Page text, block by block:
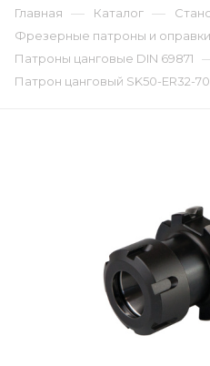
Главная — Каталог —
Фрезерные патроны и оправки
Патроны цанговые DIN 69871
Патрон цанговый SK50-ER32-70